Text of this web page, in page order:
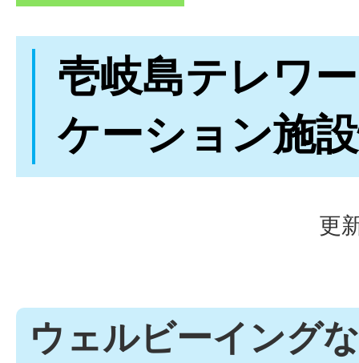
壱岐島テレワ
ケーション施
更
ウェルビーイング